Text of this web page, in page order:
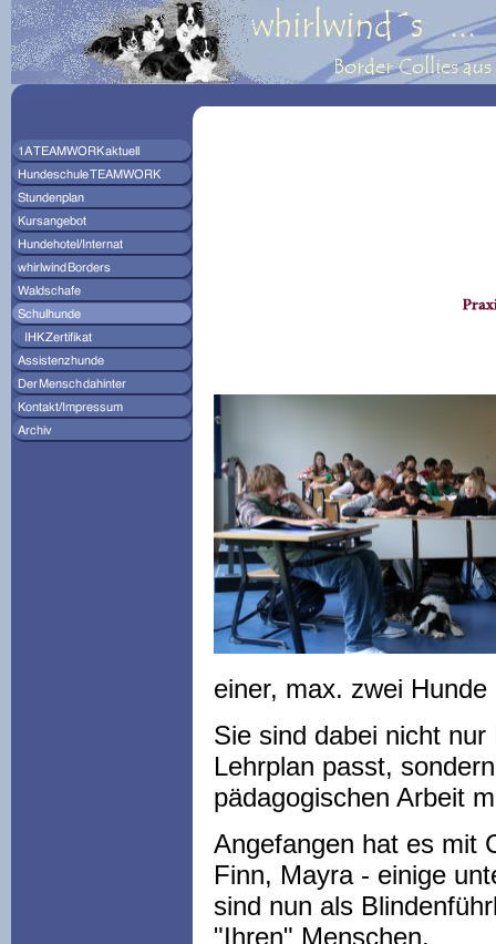
einer, max. zwei
Sie sind dabei nicht
Lehrplan passt,
pädagogischen Arbeit
Angefangen hat es mit
Finn, Mayra - einige
sind nun als
"Ihren" Menschen.